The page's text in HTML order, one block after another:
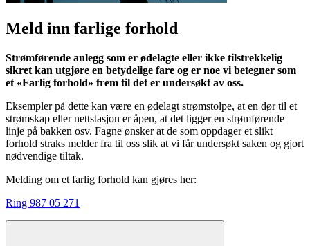
Meld inn farlige forhold
Strømførende anlegg som er ødelagte eller ikke tilstrekkelig
sikret kan utgjøre en betydelige fare og er noe vi betegner som
et «Farlig forhold» frem til det er undersøkt av oss.
Eksempler på dette kan være en ødelagt strømstolpe, at en dør til et
strømskap eller nettstasjon er åpen, at det ligger en strømførende
linje på bakken osv. Fagne ønsker at de som oppdager et slikt
forhold straks melder fra til oss slik at vi får undersøkt saken og gjort
nødvendige tiltak.
Melding om et farlig forhold kan gjøres her:
Ring 987 05 271